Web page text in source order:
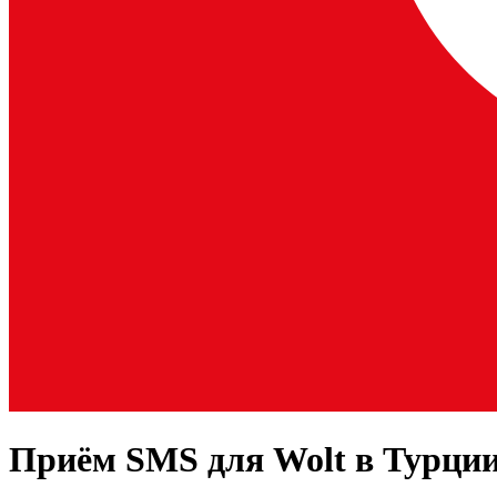
Приём SMS для Wolt в